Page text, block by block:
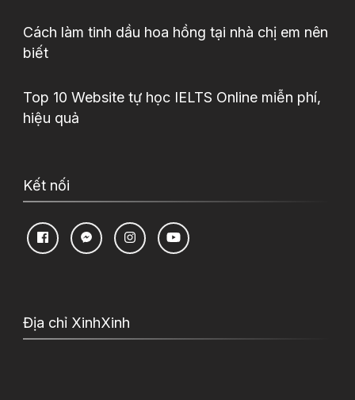
Cách làm tinh dầu hoa hồng tại nhà chị em nên
biết
Top 10 Website tự học IELTS Online miễn phí,
hiệu quả
Kết nối
Địa chỉ XinhXinh